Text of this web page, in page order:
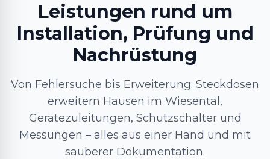
Leistungen rund um
Installation, Prüfung und
Nachrüstung
Von Fehlersuche bis Erweiterung: Steckdosen
erweitern Hausen im Wiesental,
Gerätezuleitungen, Schutzschalter und
Messungen – alles aus einer Hand und mit
sauberer Dokumentation.